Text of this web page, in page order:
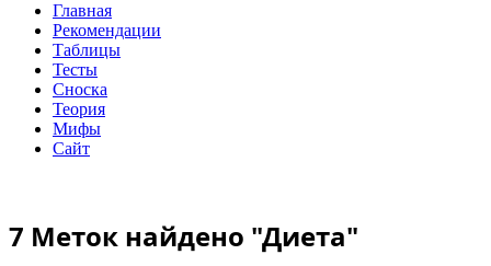
Главная
Рекомендации
Таблицы
Тесты
Сноска
Теория
Мифы
Сайт
7 Меток найдено "Диета"